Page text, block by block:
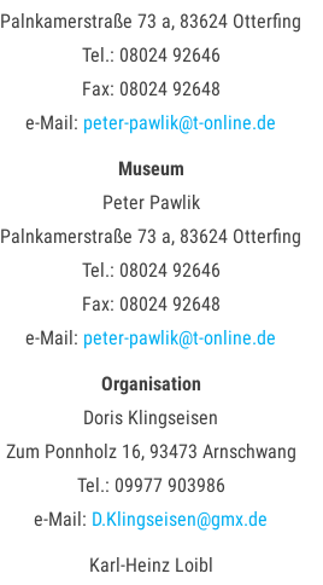
Palnkamerstraße 73 a, 83624 Otterfing
Tel.: 08024 92646
Fax: 08024 92648
e-Mail: peter-pawlik@t-online.de
Museum
Peter Pawlik
Palnkamerstraße 73 a, 83624 Otterfing
Tel.: 08024 92646
Fax: 08024 92648
e-Mail: peter-pawlik@t-online.de
Organisation
Doris Klingseisen
Zum Ponnholz 16, 93473 Arnschwang
Tel.: 09977 903986
e-Mail: D.Klingseisen@gmx.de
Karl-Heinz Loibl